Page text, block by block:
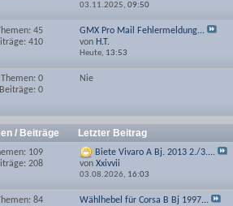
03.11.2025, 09:50
45
410
GMX Pro Mail Fehlermeldung...
von H.T.
Heute, 13:53
Themen: 0
Beiträge: 0
Nie
/ Beiträge Letzter Beitrag
109
208
Biete Vivaro A Bj. 2013 2./3....
von Xxivvii
03.08.2026, 16:03
84
Wählhebel für Corsa B Bj 1997...